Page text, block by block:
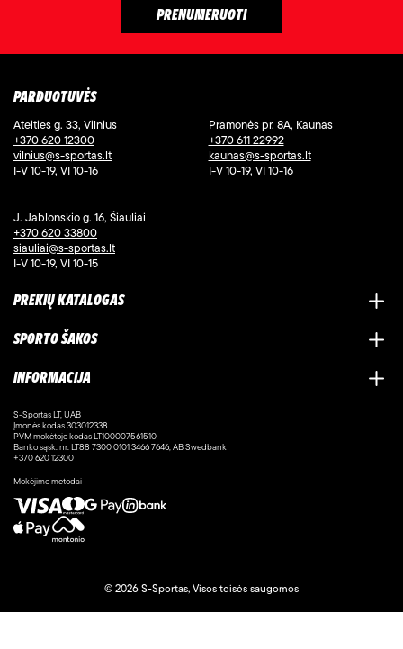
PARDUOTUVĖS
Ateities g. 33, Vilnius
+370 620 12300
vilnius@s-sportas.lt
I-V 10-19, VI 10-16
Pramonės pr. 8A, Kaunas
+370 611 22992
kaunas@s-sportas.lt
I-V 10-19, VI 10-16
J. Jablonskio g. 16, Šiauliai
+370 620 33800
siauliai@s-sportas.lt
I-V 10-19, VI 10-15
PREKIŲ KATALOGAS
SPORTO ŠAKOS
INFORMACIJA
S-Sportas LT, UAB
Įmonės kodas 303012338
PVM mokėtojo kodas LT100007561510
Banko sąsk. nr. LT88 7300 0101 3466 7646, AB Swedbank
+370 620 12300
Mokėjimo metodai
© 2026 S-Sportas, Visos teisės saugomos